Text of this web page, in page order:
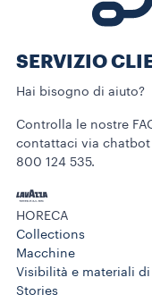
SERVIZIO
Hai bisogno di aiuto?​
Controlla le nostre
contattaci via chatbot
800 124 535.
HORECA
Collections
Macchine
Visibilità e materiali di
Stories